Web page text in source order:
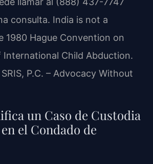
consulta. India is not a
1980 Hague Convention on
International Child Abduction.
P.C. – Advocacy Without
un Caso de Custodia
el Condado de